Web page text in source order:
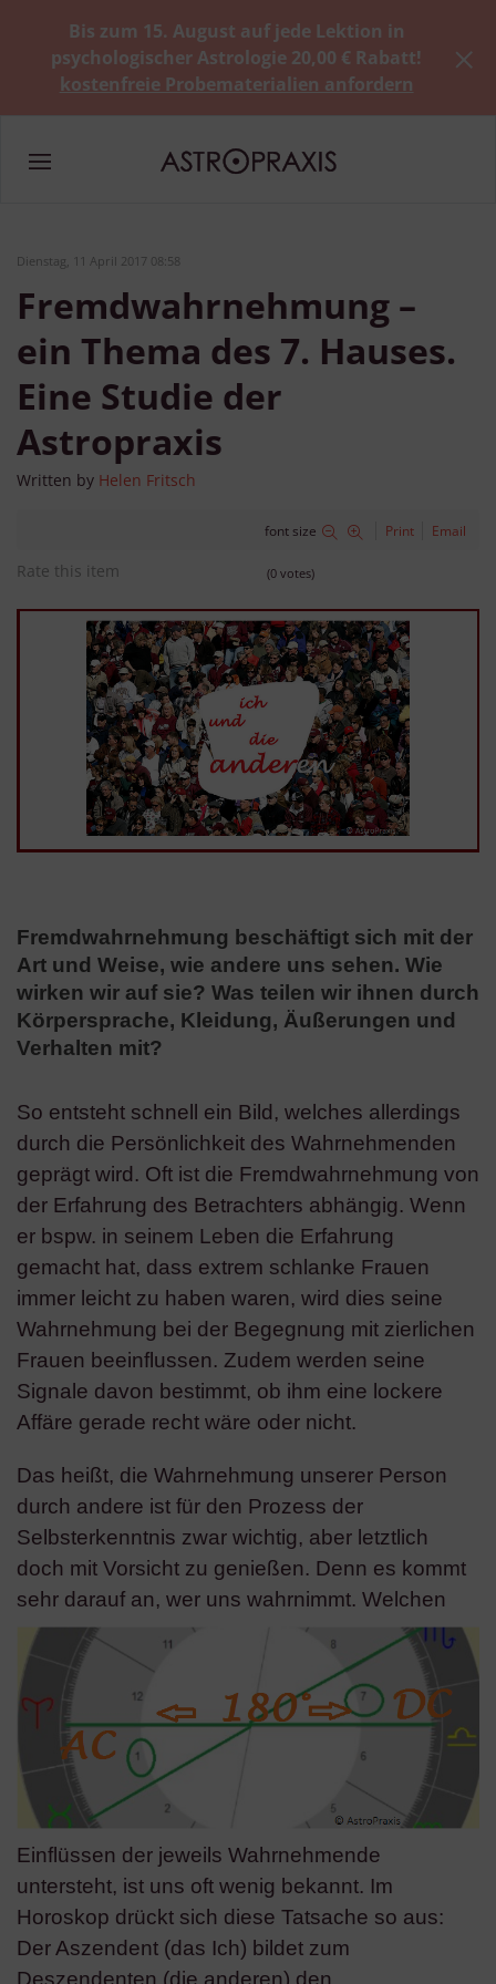
Bis zum 15. August auf jede Lektion in
psychologischer Astrologie 20,00 € Rabatt!
kostenfreie Probematerialien anfordern
Dienstag, 11 April 2017 08:58
Fremdwahrnehmung –
ein Thema des 7. Hauses.
Eine Studie der
Astropraxis
Written by Helen Fritsch
font size Print Email
Rate this item (0 votes)
Fremdwahrnehmung beschäftigt sich mit der
Art und Weise, wie andere uns sehen. Wie
wirken wir auf sie? Was teilen wir ihnen durch
Körpersprache, Kleidung, Äußerungen und
Verhalten mit?
So entsteht schnell ein Bild, welches allerdings
durch die Persönlichkeit des Wahrnehmenden
geprägt wird. Oft ist die Fremdwahrnehmung von
der Erfahrung des Betrachters abhängig. Wenn
er bspw. in seinem Leben die Erfahrung
gemacht hat, dass extrem schlanke Frauen
immer leicht zu haben waren, wird dies seine
Wahrnehmung bei der Begegnung mit zierlichen
Frauen beeinflussen. Zudem werden seine
Signale davon bestimmt, ob ihm eine lockere
Affäre gerade recht wäre oder nicht.
Das heißt, die Wahrnehmung unserer Person
durch andere ist für den Prozess der
Selbsterkenntnis zwar wichtig, aber letztlich
doch mit Vorsicht zu genießen. Denn es kommt
sehr darauf an, wer uns wahrnimmt. Welchen
Einflüssen der jeweils Wahrnehmende
untersteht, ist uns oft wenig bekannt. Im
Horoskop drückt sich diese Tatsache so aus:
Der Aszendent (das Ich) bildet zum